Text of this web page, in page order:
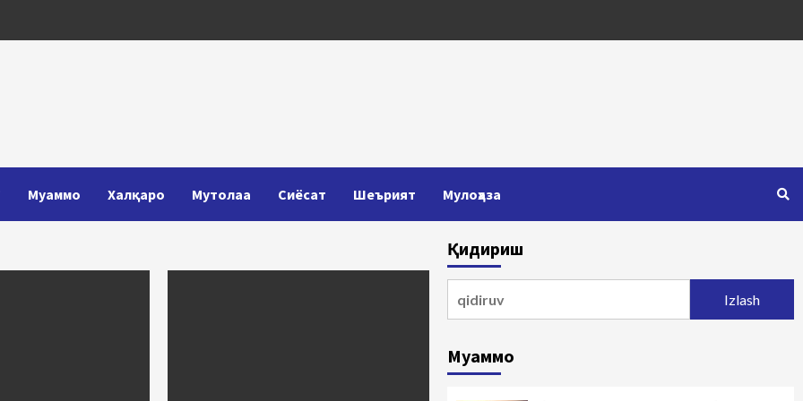
Муаммо Халқаро Мутолаа Сиёсат Шеърият Мулоҳаза
Қидириш
Муаммо